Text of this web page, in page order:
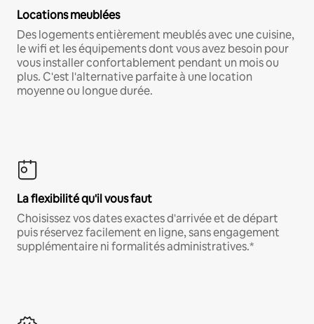
Locations meublées
Des logements entièrement meublés avec une cuisine,
le wifi et les équipements dont vous avez besoin pour
vous installer confortablement pendant un mois ou
plus. C'est l'alternative parfaite à une location
moyenne ou longue durée.
La flexibilité qu'il vous faut
Choisissez vos dates exactes d'arrivée et de départ
puis réservez facilement en ligne, sans engagement
supplémentaire ni formalités administratives.*